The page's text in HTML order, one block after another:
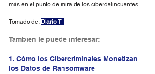
más en el punto de mira de los ciberdelincuentes.
Tomado de: Diario TI
Tambien le puede interesar:
1. Cómo los Cibercriminales Monetizan
los Datos de Ransomware